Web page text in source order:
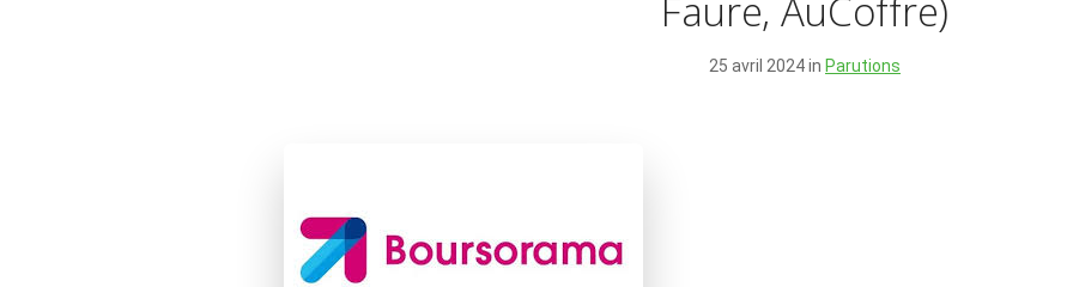
Faure, AuCoffre)
25 avril 2024 in Parutions